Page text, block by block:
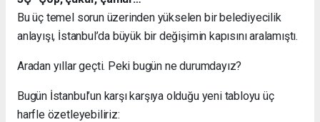
Bu üç temel sorun üzerinden yükselen bir belediyecilik
anlayışı, İstanbul’da büyük bir değişimin kapısını aralamıştı.
Aradan yıllar geçti. Peki bugün ne durumdayız?
Bugün İstanbul’un karşı karşıya olduğu yeni tabloyu üç
harfle özetleyebiliriz: